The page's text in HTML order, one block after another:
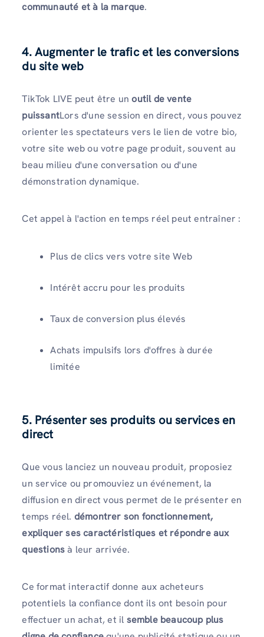
communauté et à la marque.
4. Augmenter le trafic et les conversions
du site web
TikTok LIVE peut être unoutil de vente
puissantLors d'une session en direct, vous pouvez
orienter les spectateurs vers le lien de votre bio,
votre site web ou votre page produit, souvent au
beau milieu d'une conversation ou d'une
démonstration dynamique.
Cet appel à l'action en temps réel peut entraîner :
Plus de clics vers votre site Web
Intérêt accru pour les produits
Taux de conversion plus élevés
Achats impulsifs lors d'offres à durée
limitée
5. Présenter ses produits ou services en
direct
Que vous lanciez un nouveau produit, proposiez
un service ou promouviez un événement, la
diffusion en direct vous permet de le présenter en
temps réel. démontrer son fonctionnement,
expliquer ses caractéristiques et répondre aux
questionsà leur arrivée.
Ce format interactif donne aux acheteurs
potentiels la confiance dont ils ont besoin pour
effectuer un achat, et il semble beaucoup plus